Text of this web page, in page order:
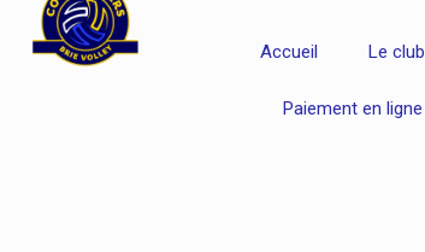
Accueil Le club
Paiement en ligne